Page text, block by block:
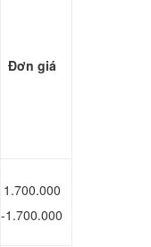
Đơn giá
1.700.000
-1.700.000